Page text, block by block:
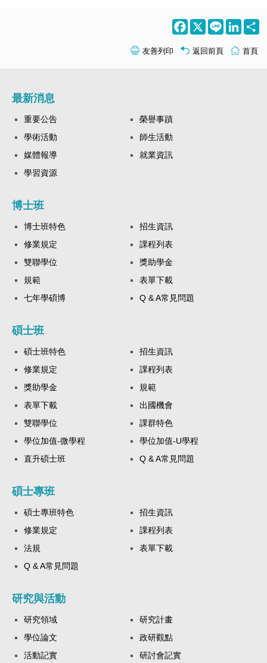
Facebook
X Line
友善列印 返回前頁 首頁
最新消息
重要公告
榮譽事蹟
學術活動
師生活動
媒體報導
就業資訊
學習資源
博士班
博士班特色
招生資訊
修業規定
課程列表
雙聯學位
獎助學金
規範
表單下載
七年學碩博
Q & A常見問題
碩士班
碩士班特色
招生資訊
修業規定
課程列表
獎助學金
規範
表單下載
出國機會
雙聯學位
課群特色
學位加值-微學程
學位加值-U學程
直升碩士班
Q & A常見問題
碩士專班
碩士專班特色
招生資訊
修業規定
課程列表
法規
表單下載
Q & A常見問題
研究與活動
研究領域
研究計畫
學位論文
政研觀點
活動記實
研討會記實